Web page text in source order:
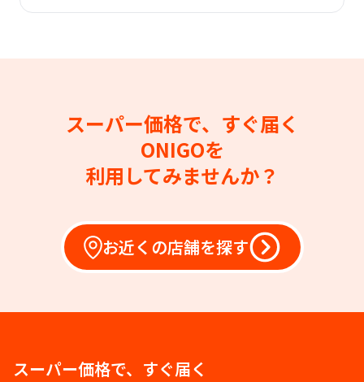
スーパー価格で、すぐ届く
ONIGOを
利用してみませんか？
お近くの店舗を探す
スーパー価格で、すぐ届く